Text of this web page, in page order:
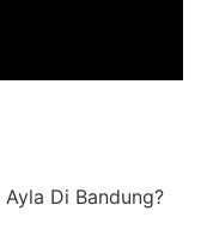
Di Bandung?